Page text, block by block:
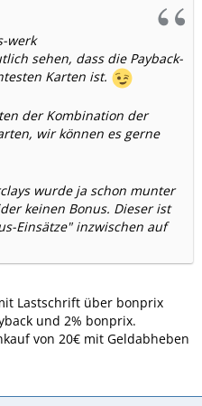
werk
sehen, dass die Payback-
Karten ist.
der Kombination der
wir können es gerne
wurde ja schon munter
keinen Bonus. Dieser ist
Einsätze" inzwischen auf
Lastschrift über bonprix
und 2% bonprix.
von 20€ mit Geldabheben